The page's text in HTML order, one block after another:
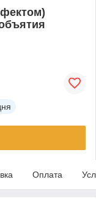
Оплата